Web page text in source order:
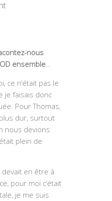
nous
ensemble…
ce n’était pas le
je faisais donc
Pour Thomas,
dur, surtout
nous devions
plein de
devait en être à
pour moi c’était
je me suis